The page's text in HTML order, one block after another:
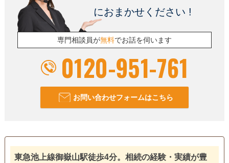
におまかせください !
専門相談員が無料でお話を伺います
0120-951-761
お問い合わせフォームはこちら
東急池上線御嶽山駅徒歩4分。相続の経験・実績が豊